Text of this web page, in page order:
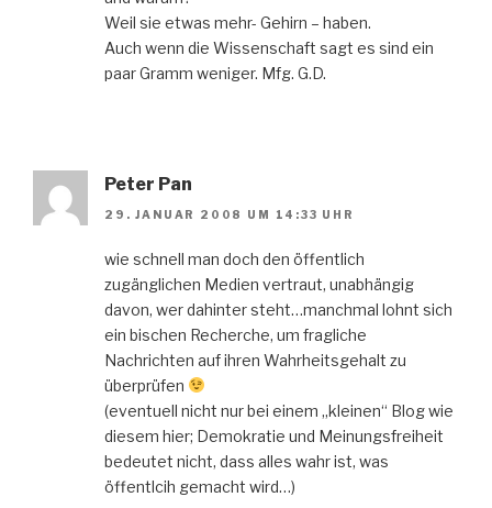
Weil sie etwas mehr- Gehirn – haben.
Auch wenn die Wissenschaft sagt es sind ein
paar Gramm weniger. Mfg. G.D.
Peter Pan
29. JANUAR 2008 UM 14:33 UHR
wie schnell man doch den öffentlich
zugänglichen Medien vertraut, unabhängig
davon, wer dahinter steht…manchmal lohnt sich
ein bischen Recherche, um fragliche
Nachrichten auf ihren Wahrheitsgehalt zu
überprüfen
(eventuell nicht nur bei einem „kleinen“ Blog wie
diesem hier; Demokratie und Meinungsfreiheit
bedeutet nicht, dass alles wahr ist, was
öffentlcih gemacht wird…)